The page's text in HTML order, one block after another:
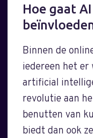
Hoe gaat
Binnen de
iedereen het er
artificial
revolutie aan
benutten van
biedt dan ook